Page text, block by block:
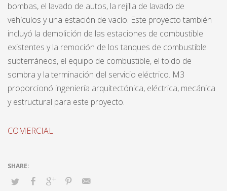
bombas, el lavado de autos, la rejilla de lavado de
vehículos y una estación de vacío. Este proyecto también
incluyó la demolición de las estaciones de combustible
existentes y la remoción de los tanques de combustible
subterráneos, el equipo de combustible, el toldo de
sombra y la terminación del servicio eléctrico. M3
proporcionó ingeniería arquitectónica, eléctrica, mecánica
y estructural para este proyecto.
COMERCIAL